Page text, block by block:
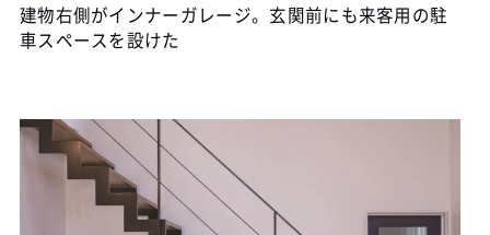
建物右側がインナーガレージ。玄関前にも来客用の駐
車スペースを設けた